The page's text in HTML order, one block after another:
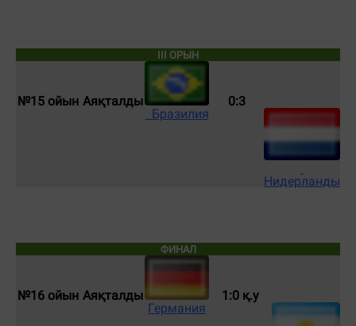
III ОРЫН
№15 ойын Аяқталды
Бразилия
0:3
Нидерланды
ФИНАЛ
№16 ойын Аяқталды
Германия
1:0 қ.у